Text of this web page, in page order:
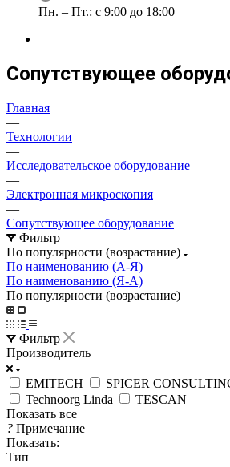
Пн. – Пт.: с 9:00 до 18:00
Сопутствующее
Главная
—
Технологии
—
Исследовательское оборудование
—
Электронная микроскопия
—
Сопутствующее оборудование
Фильтр
По популярности (возрастание)
По наименованию (А-Я)
По наименованию (Я-А)
По популярности (возрастание)
Фильтр
Производитель
EMITECH
SPICER
Technoorg Linda
TESCAN
Показать все
? Примечание
Показать:
Тип